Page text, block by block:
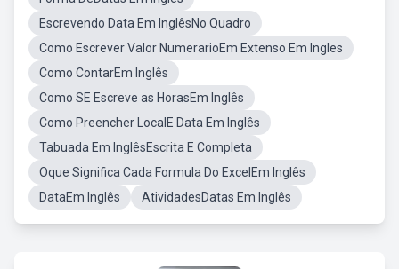
Escrevendo Data Em InglêsNo Quadro
Como Escrever Valor NumerarioEm Extenso Em Ingles
Como ContarEm Inglês
Como SE Escreve as HorasEm Inglês
Como Preencher LocalE Data Em Inglês
Tabuada Em InglêsEscrita E Completa
Oque Significa Cada Formula Do ExcelEm Inglês
DataEm Inglês
AtividadesDatas Em Inglês